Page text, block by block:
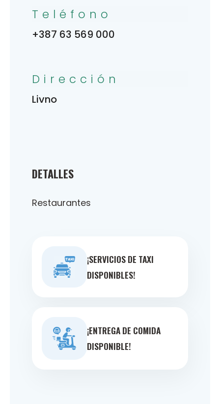
DETALLES
Restaurantes
¡SERVICIOS DE TAXI
DISPONIBLES!
¡ENTREGA DE COMIDA
DISPONIBLE!
Teléfono
+387 63 569 000
Dirección
Livno